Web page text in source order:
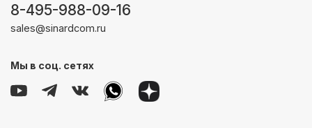
8-495-988-09-16
sales@sinardcom.ru
Мы в соц. сетях